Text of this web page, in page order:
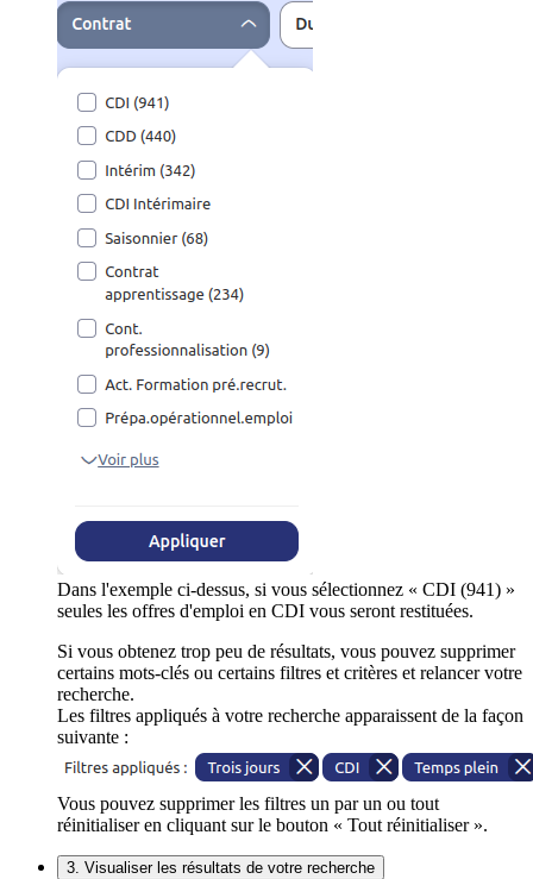
Dans l'exemple ci-dessus, si vous sélectionnez « CDI (941) »
seules les offres d'emploi en CDI vous seront restituées.
Si vous obtenez trop peu de résultats, vous pouvez supprimer
certains mots-clés ou certains filtres et critères et relancer votre
recherche.
Les filtres appliqués à votre recherche apparaissent de la façon
suivante :
Vous pouvez supprimer les filtres un par un ou tout
réinitialiser en cliquant sur le bouton « Tout réinitialiser ».
3. Visualiser les résultats de votre recherche